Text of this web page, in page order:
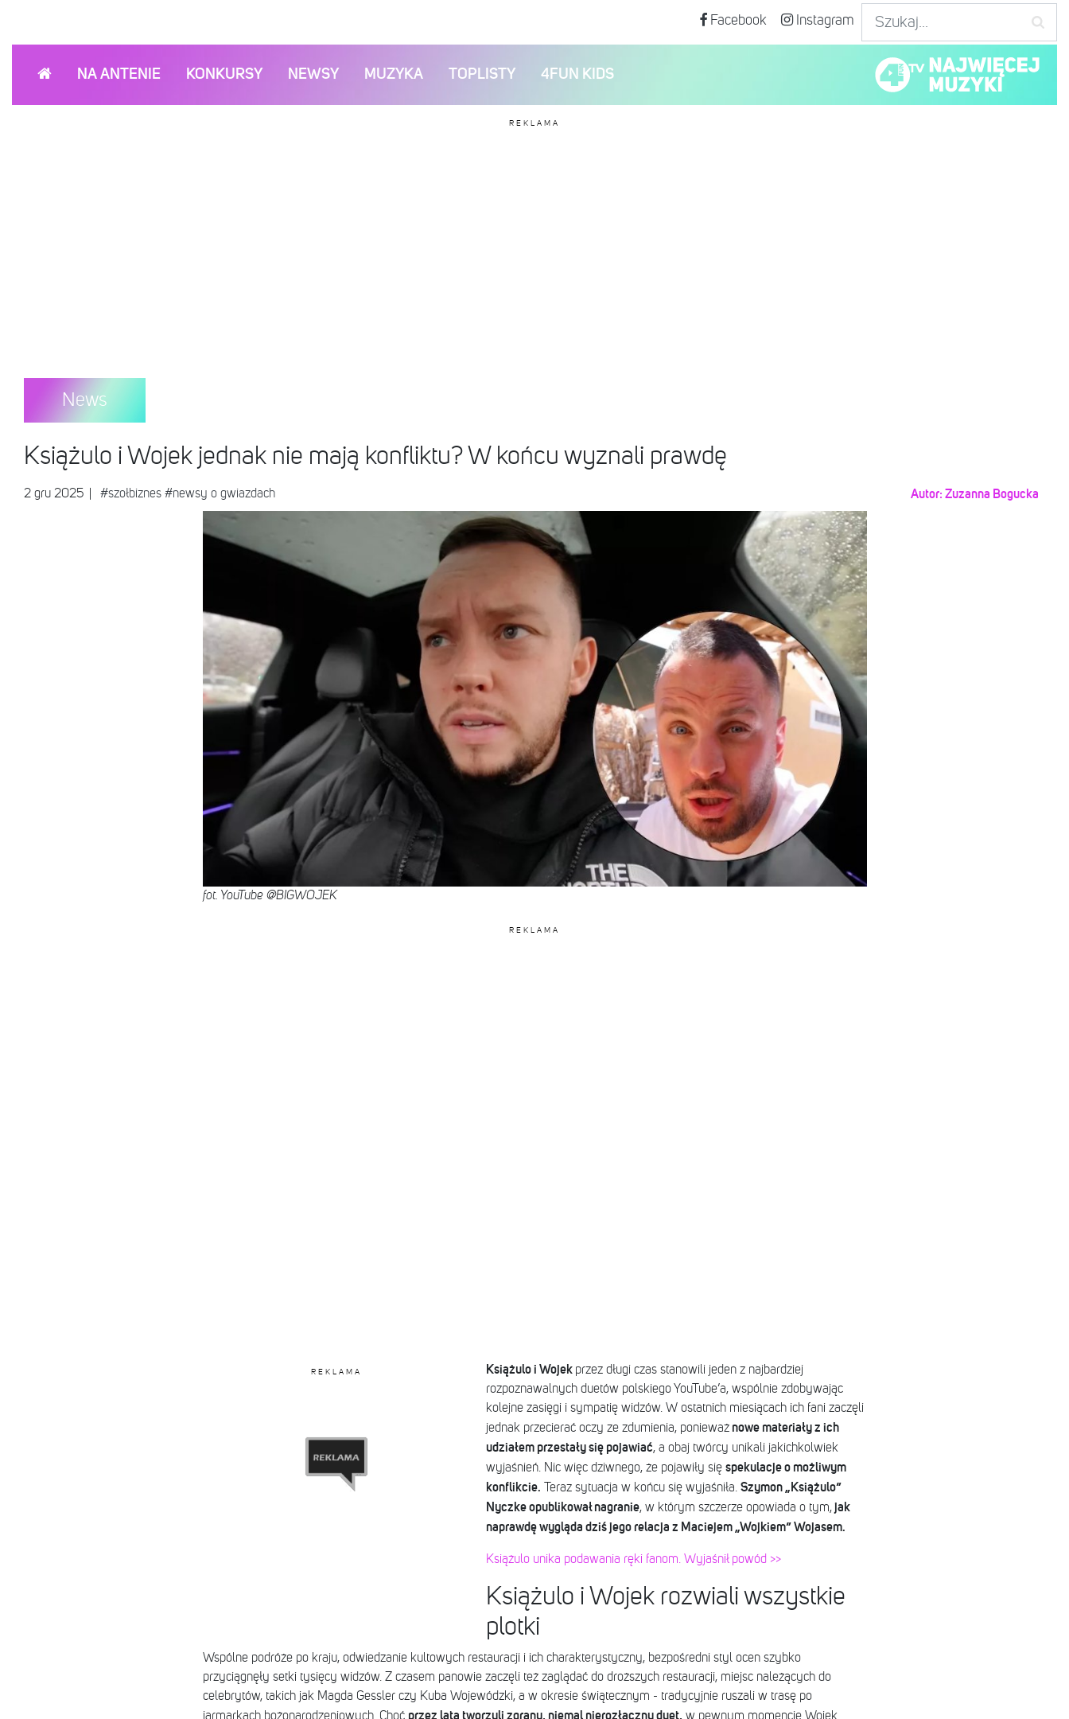
Facebook Instagram
NA ANTENIE KONKURSY NEWSY MUZYKA TOPLISTY 4FUN KIDS
REKLAMA
News
Książulo i Wojek jednak nie mają konfliktu? W końcu wyznali prawdę
2 gru 2025 #szołbiznes #newsy o gwiazdach Autor: Zuzanna Bogucka
fot. YouTube @BIGWOJEK
REKLAMA
REKLAMA Książulo i Wojek przez długi czas stanowili jeden z najbardziej
rozpoznawalnych duetów polskiego YouTube’a, wspólnie zdobywając
kolejne zasięgi i sympatię widzów. W ostatnich miesiącach ich fani zaczęli
jednak przecierać oczy ze zdumienia, ponieważnowe materiały z ich
udziałem przestały się pojawiać, a obaj twórcy unikali jakichkolwiek
wyjaśnień. Nic więc dziwnego, że pojawiły się spekulacje o możliwym
konflikcie. Teraz sytuacja w końcu się wyjaśniła. Szymon „Książulo”
Nyczke opublikował nagranie, w którym szczerze opowiada o tym,jak
naprawdę wygląda dziś jego relacja z Maciejem „Wojkiem” Wojasem.
Książulo unika podawania ręki fanom. Wyjaśnił powód >>
Książulo i Wojek rozwiali wszystkie
plotki
Wspólne podróże po kraju, odwiedzanie kultowych restauracji i ich charakterystyczny, bezpośredni styl ocen szybko
przyciągnęły setki tysięcy widzów. Z czasem panowie zaczęli też zaglądać do droższych restauracji, miejsc należących do
celebrytów, takich jak Magda Gessler czy Kuba Wojewódzki, a w okresie świątecznym - tradycyjnie ruszali w trasę po
jarmarkach bożonarodzeniowych. Choć przez lata tworzyli zgrany, niemal nierozłączny duet, w pewnym momencie Wojek